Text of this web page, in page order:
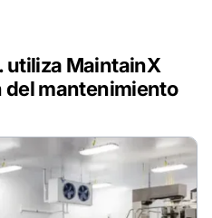
utiliza MaintainX
del mantenimiento